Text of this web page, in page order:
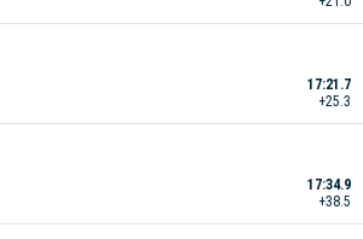
17:21.7
+25.3
17:34.9
+38.5